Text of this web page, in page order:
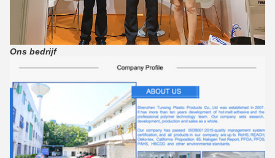
Ons bedrijf